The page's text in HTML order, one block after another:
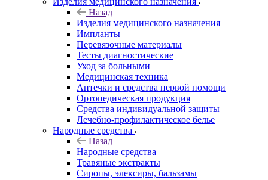
Назад
Изделия медицинского назначения
Импланты
Перевязочные материалы
Тесты диагностические
Уход за больными
Медицинская техника
Аптечки и средства первой помощи
Ортопедическая продукция
Средства индивидуальной защиты
Лечебно-профилактическое белье
Народные средства
Назад
Народные средства
Травяные экстракты
Сиропы, элексиры, бальзамы